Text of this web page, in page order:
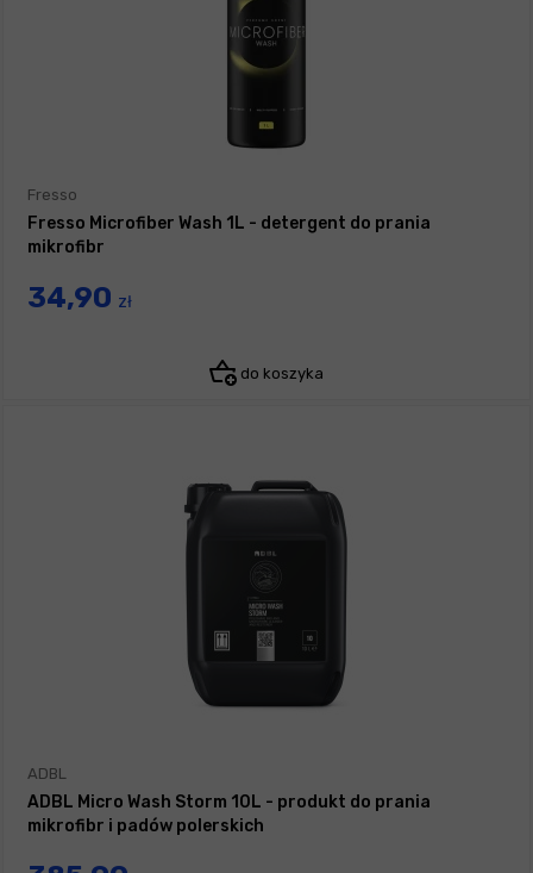
Fresso
Fresso Microfiber Wash 1L - detergent do prania
mikrofibr
34,90 zł
do koszyka
ADBL
ADBL Micro Wash Storm 10L - produkt do prania
mikrofibr i padów polerskich